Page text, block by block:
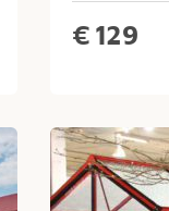
€ 129